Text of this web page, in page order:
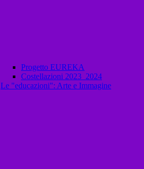
Progetto EUREKA
Costellazioni 2023_2024
Le "educazioni": Arte e Immagine